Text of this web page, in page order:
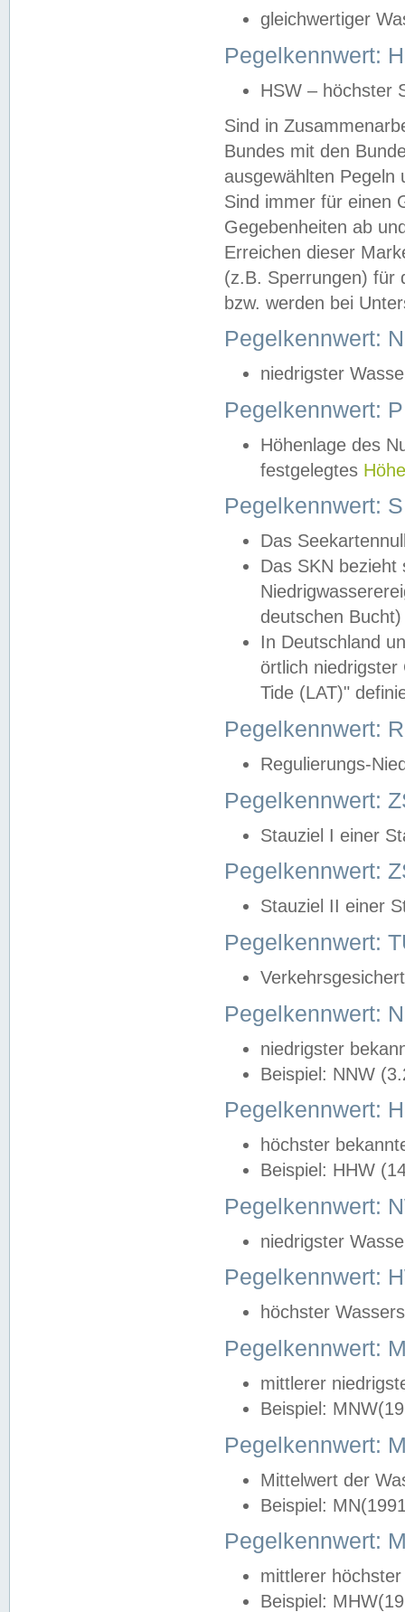
gleichwertiger
Pegelkennwert:
HSW – höchster
Sind in
Bundes mit den
ausgewählten
Sind immer für einen
Gegebenheiten ab
Erreichen dieser
(z.B. Sperrungen) für
bzw. werden bei
Pegelkennwert:
niedrigster
Pegelkennwert:
Höhenlage des
festgelegtes
Pegelkennwert:
Das
Das SKN
deutschen
In Deutschland
örtlich
Tide (LAT)"
Pegelkennwert:
Regulierungs-
Pegelkennwert:
Stauziel I einer
Pegelkennwert:
Stauziel II einer
Pegelkennwert:
Pegelkennwert:
niedrigster
Beispiel: NNW
Pegelkennwert:
höchster
Beispiel: HHW
Pegelkennwert:
niedrigster
Pegelkennwert:
höchster
Pegelkennwert:
mittlerer
Beispiel:
Pegelkennwert:
Mittelwert der
Beispiel:
Pegelkennwert:
mittlerer
Beispiel: